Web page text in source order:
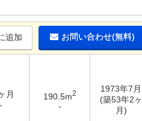
追加 お問い合わせ(無料)
月
190.5m2
-
1973年7月
(築53年2ヶ
月)